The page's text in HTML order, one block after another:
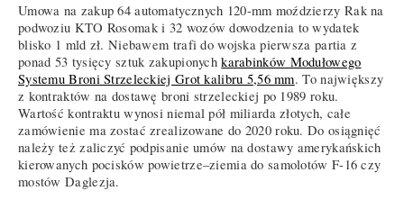
Umowa na zakup 64 automatycznych 120-mm moździerzy Rak na
podwoziu KTO Rosomak i 32 wozów dowodzenia to wydatek
blisko 1 mld zł. Niebawem trafi do wojska pierwsza partia z
ponad 53 tysięcy sztuk zakupionychkarabinków Modułowego
Systemu Broni Strzeleckiej Grot kalibru 5,56 mm. To największy
z kontraktów na dostawę broni strzeleckiej po 1989 roku.
Wartość kontraktu wynosi niemal pół miliarda złotych, całe
zamówienie ma zostać zrealizowane do 2020 roku. Do osiągnięć
należy też zaliczyć podpisanie umów na dostawy amerykańskich
kierowanych pocisków powietrze–ziemia do samolotów F-16 czy
mostów Daglezja.